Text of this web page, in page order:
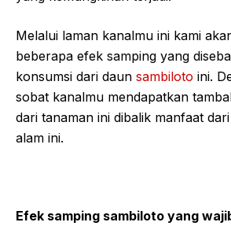
Melalui laman kanalmu ini kami
beberapa efek samping yang
konsumsi dari daun sambiloto ini.
sobat kanalmu mendapatkan
dari tanaman ini dibalik manfaat
alam ini.
Efek samping sambiloto yang